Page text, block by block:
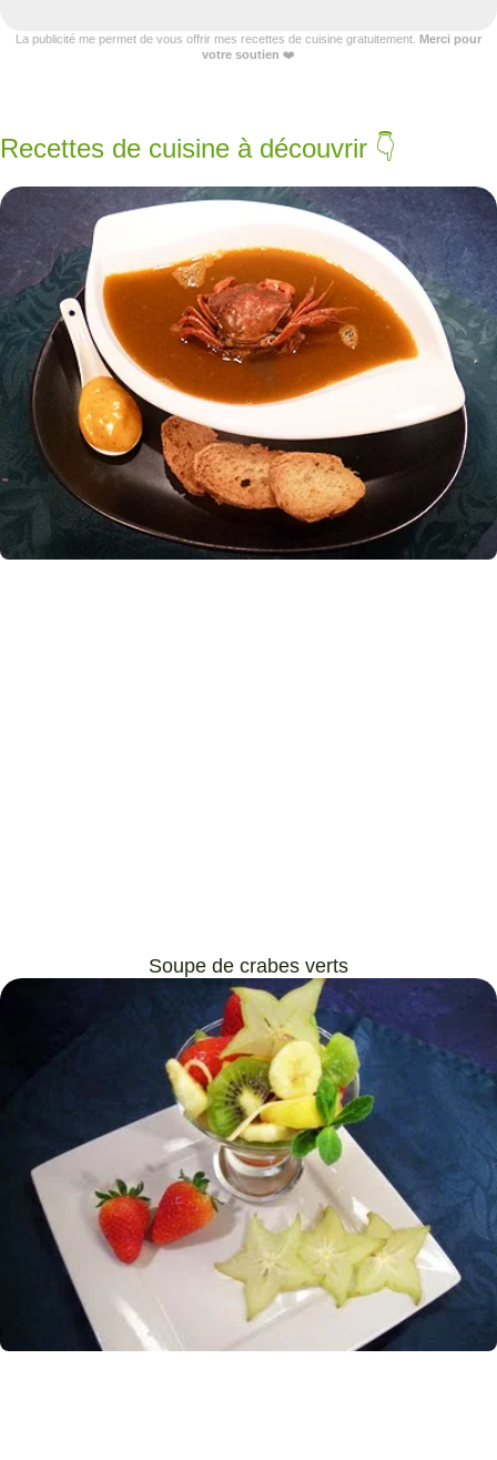
La publicité me permet de vous offrir mes recettes de cuisine gratuitement. Merci pour
votre soutien ❤️
Recettes de cuisine à découvrir 👇
Soupe de crabes verts